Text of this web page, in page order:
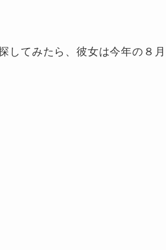
してみたら、彼女は今年の８月